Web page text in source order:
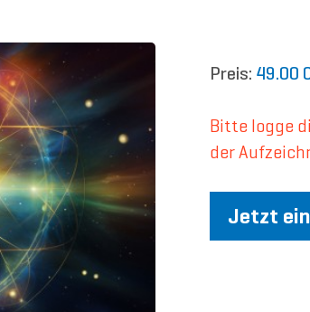
Preis: 49.00
Bitte logge
der
Jetzt